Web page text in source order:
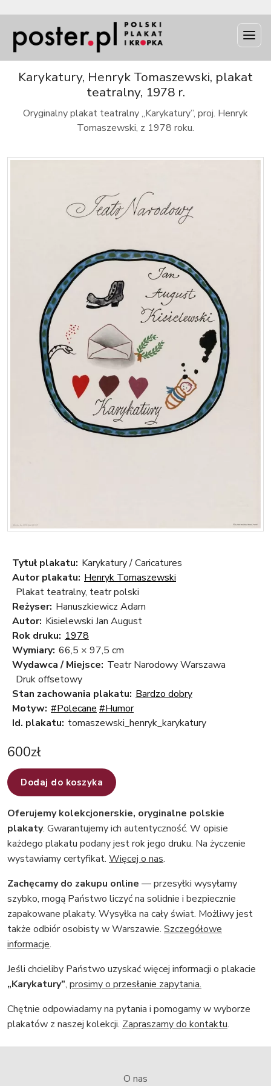
Karykatury, Henryk Tomaszewski, plakat
teatralny, 1978 r.
Oryginalny plakat teatralny „Karykatury”, proj. Henryk
Tomaszewski, z 1978 roku.
Tytuł plakatu: Karykatury / Caricatures
Autor plakatu: Henryk Tomaszewski
Plakat teatralny, teatr polski
Reżyser: Hanuszkiewicz Adam
Autor: Kisielewski Jan August
Rok druku: 1978
Wymiary: 66,5 × 97,5 cm
Wydawca / Miejsce: Teatr Narodowy Warszawa
Druk offsetowy
Stan zachowania plakatu: Bardzo dobry
Motyw: #Polecane #Humor
Id. plakatu: tomaszewski_henryk_karykatury
600zł
Dodaj do koszyka
Oferujemy kolekcjonerskie, oryginalne polskie
plakaty. Gwarantujemy ich autentyczność. W opisie
każdego plakatu podany jest rok jego druku. Na życzenie
wystawiamy certyfikat. Więcej o nas.
Zachęcamy do zakupu online — przesyłki wysyłamy
szybko, mogą Państwo liczyć na solidnie i bezpiecznie
zapakowane plakaty. Wysyłka na cały świat. Możliwy jest
także odbiór osobisty w Warszawie. Szczegółowe
informacje.
Jeśli chcieliby Państwo uzyskać więcej informacji o plakacie
„Karykatury”, prosimy o przesłanie zapytania.
Chętnie odpowiadamy na pytania i pomogamy w wyborze
plakatów z naszej kolekcji. Zapraszamy do kontaktu.
O nas